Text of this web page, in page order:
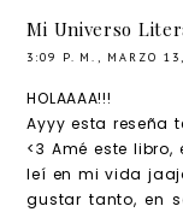
Mi Universo
3:09 P. M., MARZO
HOLAAAA!!!
Ayyy esta reseña
<3 Amé este
leí en mi vida
gustar tanto, en